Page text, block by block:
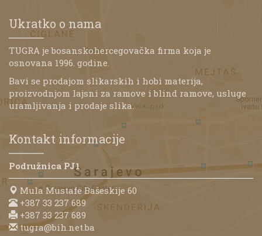
Ukratko o nama
TUGRA je bosanskohercegovačka firma koja je
osnovana 1996. godine.
Bavi se prodajom slikarskih i hobi materija,
proizvodnjom lajsni za ramove i blind ramove, usluge
uramljivanja i prodaje slika.
Kontakt informacije
Podružnica PJ1
Mula Mustafe Bašeskije 60
+387 33 237 689
+387 33 237 689
tugra@bih.net.ba